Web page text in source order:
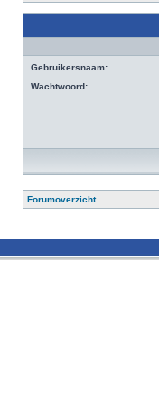
Gebruikersnaam:
Wachtwoord:
Forumoverzicht